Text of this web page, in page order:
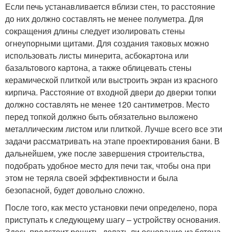
Если печь устанавливается вблизи стен, то расстояние
до них должно составлять не менее полуметра. Для
сокращения длины следует изолировать стены
огнеупорными щитами. Для создания таковых можно
использовать листы минерита, асбокартона или
базальтового картона, а также облицевать стены
керамической плиткой или выстроить экран из красного
кирпича. Расстояние от входной двери до дверки топки
должно составлять не менее 120 сантиметров. Место
перед топкой должно быть обязательно выложено
металлическим листом или плиткой. Лучше всего все эти
задачи рассматривать на этапе проектирования бани. В
дальнейшем, уже после завершения строительства,
подобрать удобное место для печи так, чтобы она при
этом не теряла своей эффективности и была
безопасной, будет довольно сложно.
После того, как место установки печи определено, пора
приступать к следующему шагу – устройству основания.